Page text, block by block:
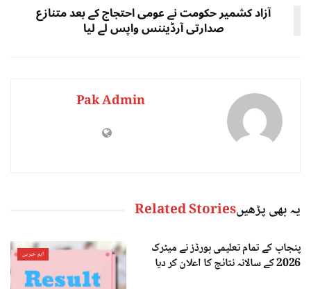
آزاد کشمیر حکومت نے عومی احتجاج کے بعد متنازع
صدارتی آرڈیننس واپس لے لیا
Pak Admin
یہ بھی پڑھیںRelated Stories
اہم خبریں
پنجاب کے تمام تعلیمی بورڈز نے میٹرک
2026 کے سالانہ نتائج کا اعلان کر دیا